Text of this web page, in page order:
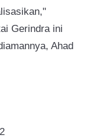
Gerindra ini
Ahad